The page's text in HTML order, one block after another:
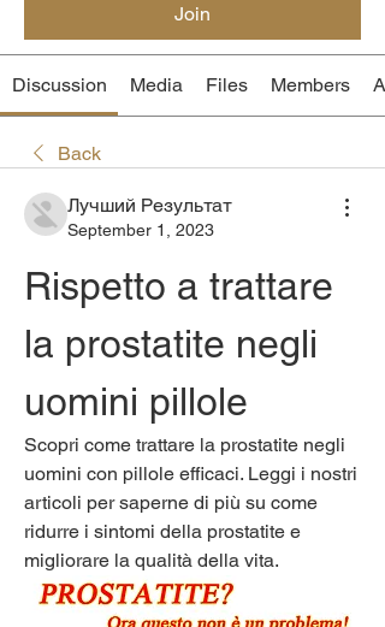
Join
Discussion Media Files Members
Back
Лучший Результат
September 1, 2023
Rispetto a trattare
la prostatite negli
uomini pillole
Scopri come trattare la prostatite negli
uomini con pillole efficaci. Leggi i nostri
articoli per saperne di più su come
ridurre i sintomi della prostatite e
migliorare la qualità della vita.